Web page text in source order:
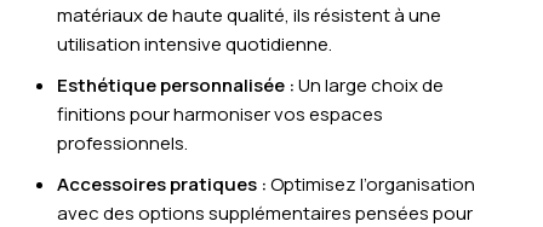
matériaux de haute qualité, ils résistent à une
utilisation intensive quotidienne.
Esthétique personnalisée :Un large choix de
finitions pour harmoniser vos espaces
professionnels.
Accessoires pratiques :Optimisez l’organisation
avec des options supplémentaires pensées pour